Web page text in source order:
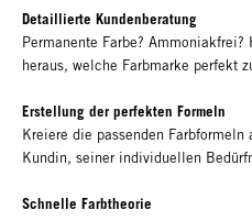
Detaillierte Kundenberatung
Permanente Farbe?
heraus, welche Farbmarke perfekt
Erstellung der perfekten Formeln
Kreiere die passenden
Kundin, seiner individuellen
Schnelle Farbtheorie